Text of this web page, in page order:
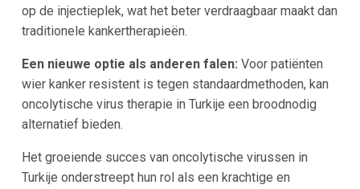
op de injectieplek, wat het beter verdraagbaar maakt dan
traditionele kankertherapieën.
Een nieuwe optie als anderen falen: Voor patiënten
wier kanker resistent is tegen standaardmethoden, kan
oncolytische virus therapie in Turkije een broodnodig
alternatief bieden.
Het groeiende succes van oncolytische virussen in
Turkije onderstreept hun rol als een krachtige en